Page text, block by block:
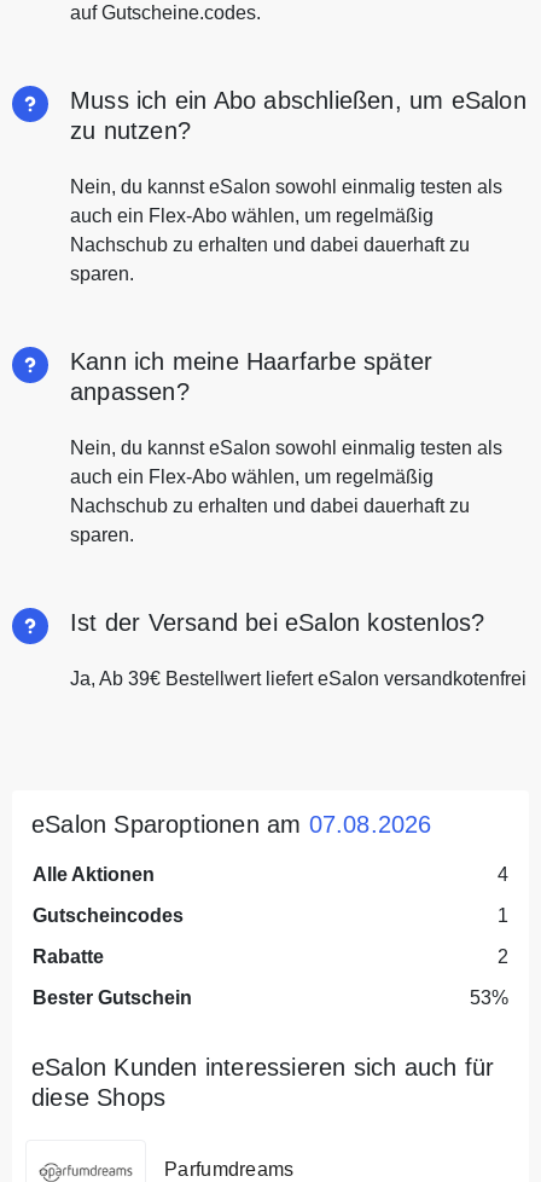
auf Gutscheine.codes.
Muss ich ein Abo abschließen, um eSalon
zu nutzen?
Nein, du kannst eSalon sowohl einmalig testen als
auch ein Flex-Abo wählen, um regelmäßig
Nachschub zu erhalten und dabei dauerhaft zu
sparen.
Kann ich meine Haarfarbe später
anpassen?
Nein, du kannst eSalon sowohl einmalig testen als
auch ein Flex-Abo wählen, um regelmäßig
Nachschub zu erhalten und dabei dauerhaft zu
sparen.
Ist der Versand bei eSalon kostenlos?
Ja, Ab 39€ Bestellwert liefert eSalon versandkotenfrei
eSalon Sparoptionen am 07.08.2026
Alle Aktionen
4
Gutscheincodes
1
Rabatte
2
Bester Gutschein
53%
eSalon Kunden interessieren sich auch für
diese Shops
Parfumdreams